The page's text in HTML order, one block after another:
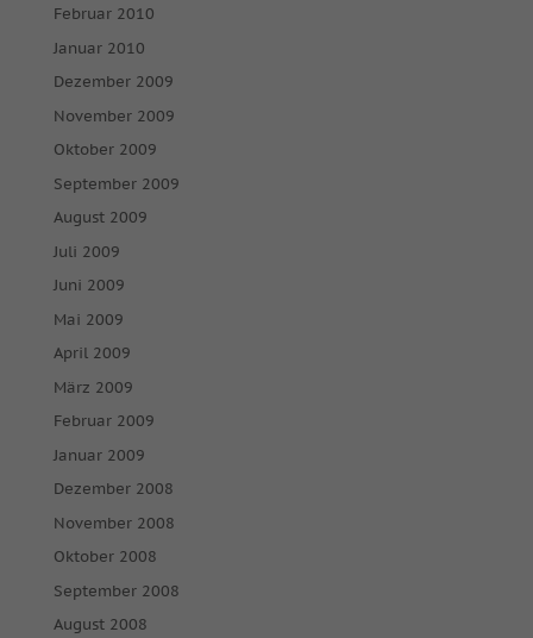
Februar 2010
Januar 2010
Dezember 2009
November 2009
Oktober 2009
September 2009
August 2009
Juli 2009
Juni 2009
Mai 2009
April 2009
März 2009
Februar 2009
Januar 2009
Dezember 2008
November 2008
Oktober 2008
September 2008
August 2008